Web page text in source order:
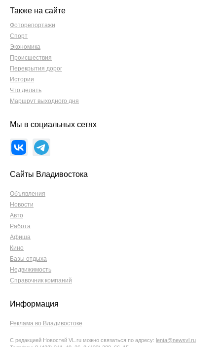
Также на сайте
Фоторепортажи
Спорт
Экономика
Происшествия
Перекрытия дорог
Истории
Что делать
Маршрут выходного дня
Мы в социальных сетях
Сайты Владивостока
Объявления
Новости
Авто
Работа
Афиша
Кино
Базы отдыха
Недвижимость
Справочник компаний
Информация
Реклама во Владивостоке
С редакцией Новостей VL.ru можно связаться по адресу: lenta@newsvl.ru